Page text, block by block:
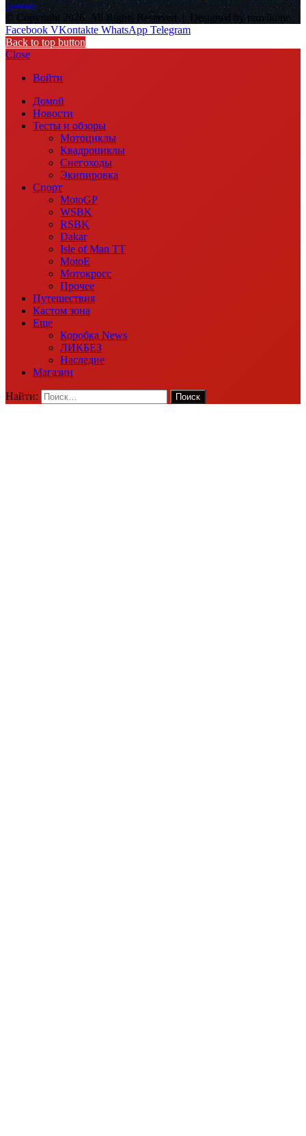
данных
© Copyright 2026, All Rights Reserved | Designed by muvikone
Facebook VKontakte WhatsApp Telegram
Back to top button
Close
Войти
Домой
Новости
Тесты и обзоры
Мотоциклы
Квадроциклы
Снегоходы
Экипировка
Спорт
MotoGP
WSBK
RSBK
Dakar
Isle of Man TT
MotoE
Мотокросс
Прочее
Путешествия
Кастом зона
Еще
Коробка News
ЛИКБЕЗ
Наследие
Магазин
Найти: